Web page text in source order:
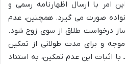
امر با ارسال اظهارنامه رسمی و
صورت می گیرد. همچنین، عدم
درخواست طلاق از سوی زوج شود.
و برای مدت طولانی از تمکین
اثبات این عدم تمکین، به استناد